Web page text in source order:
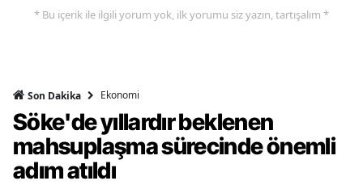
* Bu içerik ile ilgili yorum yok, ilk yorumu siz yazın, tartışalım *
Son Dakika Ekonomi
Söke'de yıllardır beklenen
mahsuplaşma sürecinde önemli
adım atıldı